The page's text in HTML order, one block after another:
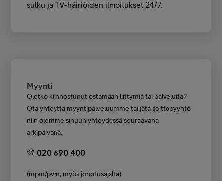
sulku ja TV-häiriöiden ilmoitukset 24/7.
Myynti
Oletko kiinnostunut ostamaan liittymiä tai palveluita?
Ota yhteyttä myyntipalveluumme tai jätä soittopyyntö
niin olemme sinuun yhteydessä seuraavana
arkipäivänä.
020 690 400
(mpm/pvm, myös jonotusajalta)